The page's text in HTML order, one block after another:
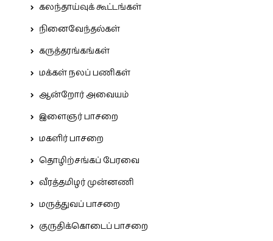
கலந்தாய்வுக் கூட்டங்கள்
நினைவேந்தல்கள்
கருத்தரங்கங்கள்
மக்கள் நலப் பணிகள்
ஆன்றோர் அவையம்
இளைஞர் பாசறை
மகளிர் பாசறை
தொழிற்சங்கப் பேரவை
வீரத்தமிழர் முன்னணி
மருத்துவப் பாசறை
குருதிக்கொடைப் பாசறை